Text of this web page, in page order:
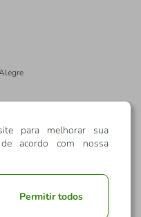
para melhorar sua
acordo com nossa
Permitir todos